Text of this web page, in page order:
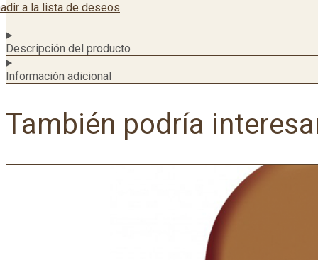
a la lista de deseos
Descripción del producto
Información adicional
También podría